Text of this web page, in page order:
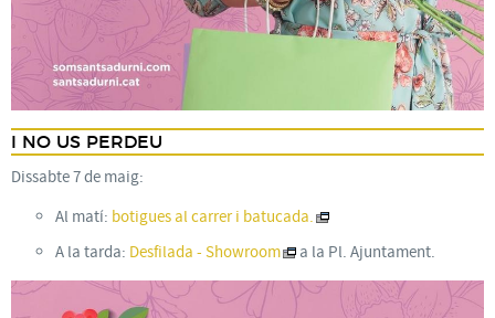
I NO US PERDEU
Dissabte 7 de maig:
Al matí: botigues al carrer i batucada.
A la tarda: Desfilada - Showroom a la Pl. Ajuntament.